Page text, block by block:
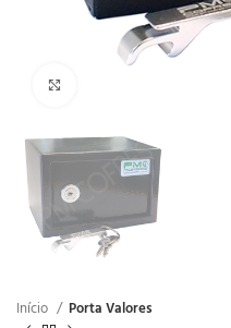
Início Porta Valores